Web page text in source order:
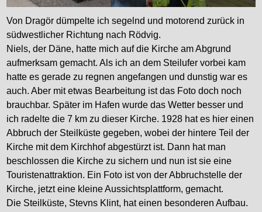
Von Dragör dümpelte ich segelnd und motorend zurück in
südwestlicher Richtung nach Rödvig.
Niels, der Däne, hatte mich auf die Kirche am Abgrund
aufmerksam gemacht. Als ich an dem Steilufer vorbei kam
hatte es gerade zu regnen angefangen und dunstig war es
auch. Aber mit etwas Bearbeitung ist das Foto doch noch
brauchbar. Später im Hafen wurde das Wetter besser und
ich radelte die 7 km zu dieser Kirche. 1928 hat es hier einen
Abbruch der Steilküste gegeben, wobei der hintere Teil der
Kirche mit dem Kirchhof abgestürzt ist. Dann hat man
beschlossen die Kirche zu sichern und nun ist sie eine
Touristenattraktion. Ein Foto ist von der Abbruchstelle der
Kirche, jetzt eine kleine Aussichtsplattform, gemacht.
Die Steilküste, Stevns Klint, hat einen besonderen Aufbau.